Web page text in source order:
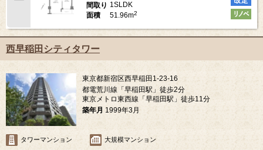
間取り 1SLDK
面積
51.96m2
西早稲田シティタワー
東京都新宿区西早稲田1-23-16
都電荒川線「早稲田駅」徒歩2分
東京メトロ東西線「早稲田駅」徒歩11分
築年月 1999年3月
タワーマンション 大規模マンション